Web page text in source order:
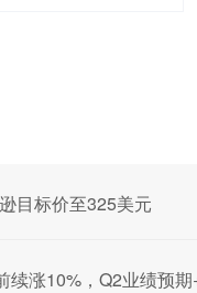
目标价至325美元
续涨10%，Q2业绩预